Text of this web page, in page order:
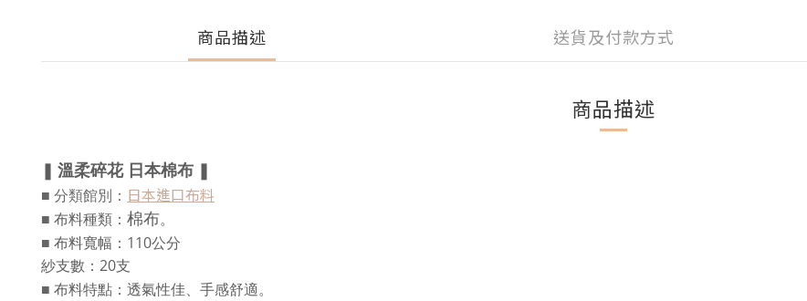
商品描述 送貨及付款方式
商品描述
溫柔碎花 日本棉布
■ 分類館別： 日本進口布料
■ 布料種類： 棉布。
■ 布料寬幅：110公分
紗支數：20支
■ 布料特點：透氣性佳、手感舒適。